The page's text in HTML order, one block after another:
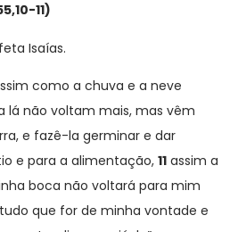
11)
Isaías.
como a chuva e a neve
lá não voltam mais, mas vêm
e fazê-la germinar e dar
e para a alimentação, 11 assim a
boca não voltará para mim
que for de minha vontade e